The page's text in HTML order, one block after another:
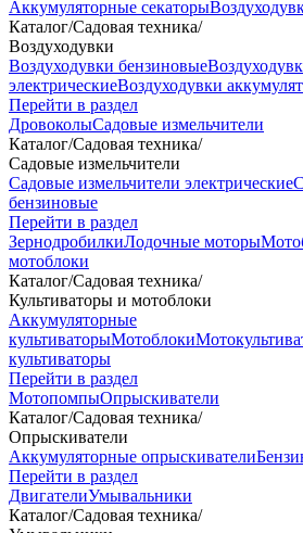
Аккумуляторные секаторы
Каталог/Садовая техника/
Воздуходувки
Воздуходувки бензиновые
электрическиеВоздуходувки
Перейти в раздел
ДровоколыСадовые измельчители
Каталог/Садовая техника/
Садовые измельчители
Садовые измельчители электрические
бензиновые
Перейти в раздел
ЗернодробилкиЛодочные моторы
мотоблоки
Каталог/Садовая техника/
Культиваторы и мотоблоки
Аккумуляторные
культиваторыМотоблоки
культиваторы
Перейти в раздел
МотопомпыОпрыскиватели
Каталог/Садовая техника/
Опрыскиватели
Аккумуляторные опрыскиватели
Перейти в раздел
ДвигателиУмывальники
Каталог/Садовая техника/